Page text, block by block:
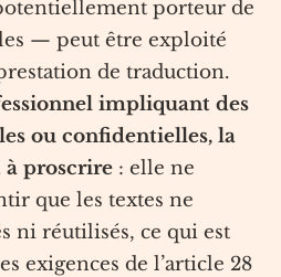
porteur de
— peut être exploité
de traduction.
impliquant des
ou confidentielles, la
à proscrire : elle ne
que les textes ne
ni réutilisés, ce qui est
exigences de l’article 28